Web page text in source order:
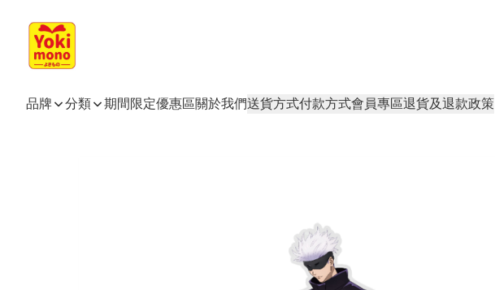
品牌 分類 期間限定優惠區關於我們送貨方式付款方式會員專區退貨及退款政策